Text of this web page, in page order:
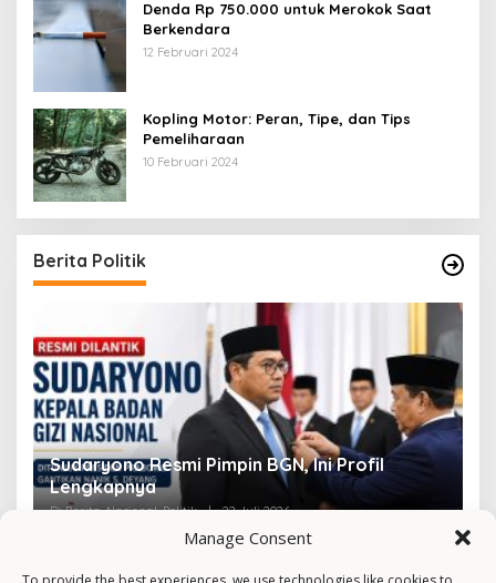
Manage Consent
Denda Rp 750.000 untuk Merokok Saat
Berkendara
12 Februari 2024
Kopling Motor: Peran, Tipe, dan Tips
Pemeliharaan
10 Februari 2024
Berita Politik
Sudaryono Resmi Pimpin BGN, Ini Profil
Lengkapnya
Di Berita, Nasional, Politik | 22 Juli 2026 Di